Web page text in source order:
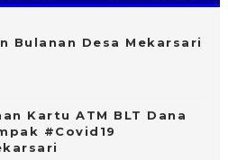
Bulanan Desa Mekarsari
Kartu ATM BLT Dana
#Covid19